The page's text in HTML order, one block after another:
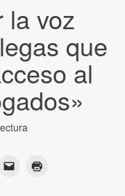
la voz
que
al